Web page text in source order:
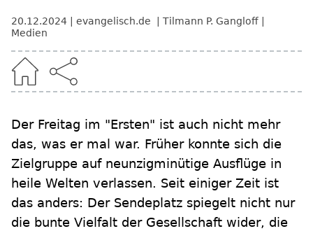
20.12.2024 evangelisch.de
Tilmann P. Gangloff
Medien
Der Freitag im "Ersten" ist auch nicht mehr
das, was er mal war. Früher konnte sich die
Zielgruppe auf neunzigminütige Ausflüge in
heile Welten verlassen. Seit einiger Zeit ist
das anders: Der Sendeplatz spiegelt nicht nur
die bunte Vielfalt der Gesellschaft wider, die